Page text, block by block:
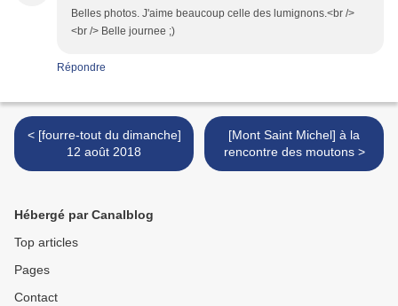
Belles photos. J'aime beaucoup celle des lumignons.<br />
<br /> Belle journee ;)
Répondre
< [fourre-tout du dimanche]
12 août 2018
[Mont Saint Michel] à la
rencontre des moutons >
Hébergé par Canalblog
Top articles
Pages
Contact